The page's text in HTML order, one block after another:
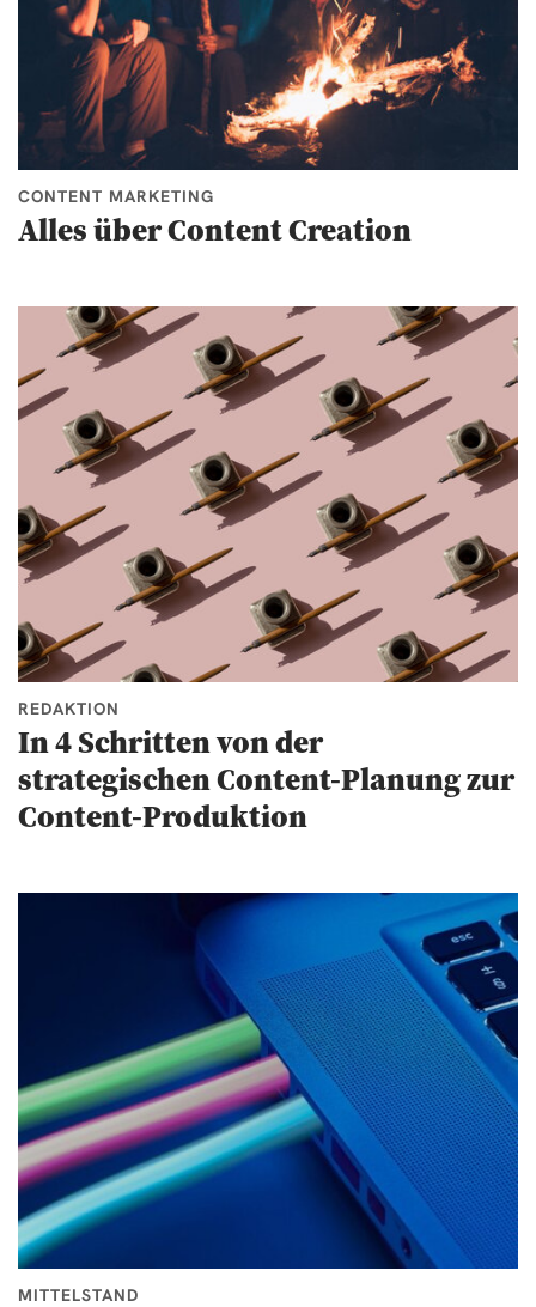
CONTENT MARKETING
Alles über Content Creation
REDAKTION
In 4 Schritten von der
strategischen Content-Planung zur
Content-Produktion
MITTELSTAND